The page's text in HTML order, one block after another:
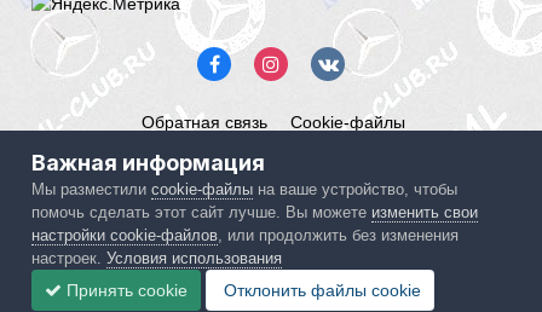
Обратная связь Cookie-файлы
Powered by Invision Community
Важная информация
Мы разместилиcookie-файлы на ваше устройство, чтобы
помочь сделать этот сайт лучше. Вы можете изменить свои
настройки cookie-файлов , или продолжить без изменения
настроек.Условия использования
Принять cookie Отклонить файлы сookie
IPS spam blocked by CleanTalk.